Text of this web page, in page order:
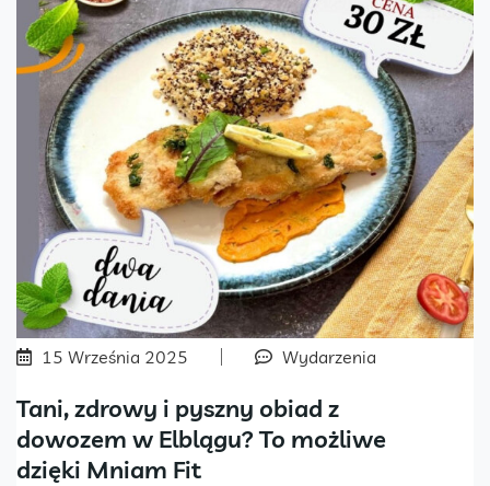
15 Września 2025 Wydarzenia
Tani, zdrowy i pyszny obiad z
dowozem w Elblągu? To możliwe
dzięki Mniam Fit